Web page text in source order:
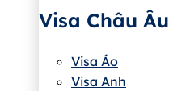
Visa Châu Âu
Visa Áo
Visa Anh